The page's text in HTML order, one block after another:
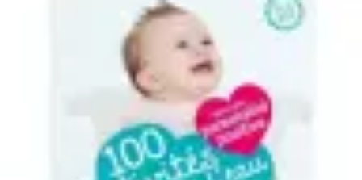
Techniques de RelaxationConseils Pratiques
Routine
Technologie Routines
Relaxations Rapides